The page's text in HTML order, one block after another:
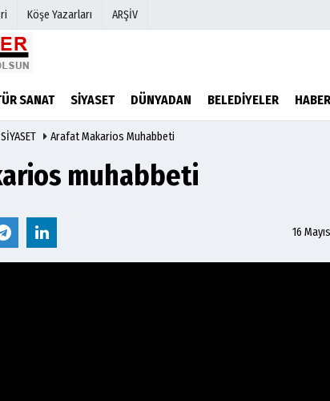
Köşe Yazarları ARŞİV
SANAT SİYASET DÜNYADAN BELEDİYELER HABER
Biyografiler
Köşe
Video
SİYASET Arafat Makarios Muhabbeti
muhabbeti
16